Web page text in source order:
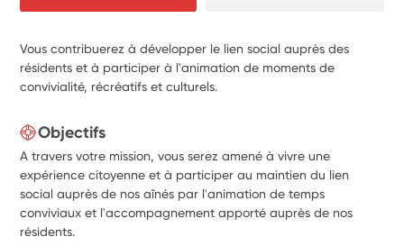
Vous contribuerez à développer le lien social auprès des
résidents et à participer à l'animation de moments de
convivialité, récréatifs et culturels.
Objectifs
A travers votre mission, vous serez amené à vivre une
expérience citoyenne et à participer au maintien du lien
social auprès de nos aînés par l'animation de temps
conviviaux et l'accompagnement apporté auprès de nos
résidents.